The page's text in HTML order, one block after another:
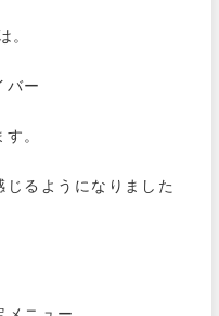
。
バー
。
るようになりました